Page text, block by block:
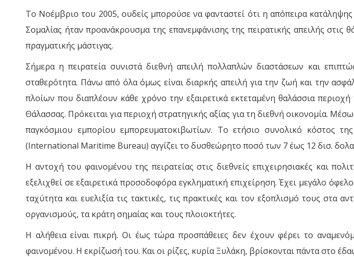
Το Νοέμβριο του 2005, ουδείς μπορούσε να φανταστεί ότι η απόπειρα
Σομαλίας ήταν προανάκρουσμα της επανεμφάνισης της πειρατικής απειλής
πραγματικής μάστιγας.
Σήμερα η πειρατεία συνιστά διεθνή απειλή πολλαπλών διαστάσεων και
σταθερότητα. Πάνω από όλα όμως είναι διαρκής απειλή για την ζωή και την
πλοίων που διαπλέουν κάθε χρόνο την εξαιρετικά εκτεταμένη θαλάσσια
Θάλασσας. Πρόκειται για περιοχή στρατηγικής αξίας για τη διεθνή οικονομία.
παγκόσμιου εμπορίου εμπορευματοκιβωτίων. Το ετήσιο συνολικό κόστος
(International Maritime Bureau) αγγίζει το δυσθεώρητο ποσό των 7 έως 12 δισ.
Η αντοχή του φαινομένου της πειρατείας στις διεθνείς επιχειρησιακές και
εξελιχθεί σε εξαιρετικά προσοδοφόρα εγκληματική επιχείρηση. Έχει μεγάλο
ταχύτητα και ευελιξία τις τακτικές, τις πρακτικές και τον εξοπλισμό τους στα
οργανισμούς, τα κράτη σημαίας και τους πλοιοκτήτες.
Η αλήθεια είναι πικρή. Οι έως τώρα προσπάθειες δεν έχουν φέρει το
φαινομένου. Η εκρίζωσή του. Και οι ρίζες, κυρία Ξυλάκη, βρίσκονται πάντα στο